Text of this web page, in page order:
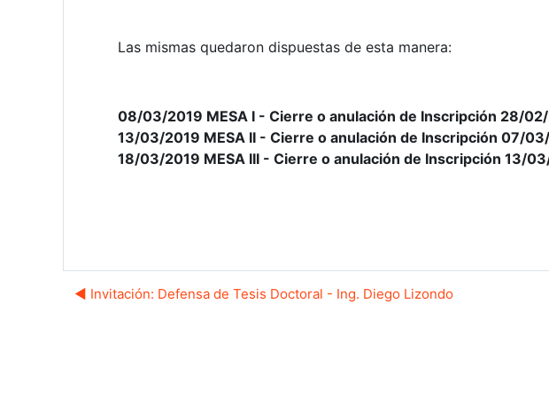
Las mismas quedaron dispuestas de esta manera:
08/03/2019 MESA I - Cierre o anulación de Inscripción 28/
13/03/2019 MESA II - Cierre o anulación de Inscripción 07/
18/03/2019 MESA III - Cierre o anulación de Inscripción 13/
◀︎ Invitación: Defensa de Tesis Doctoral - Ing. Diego Lizondo